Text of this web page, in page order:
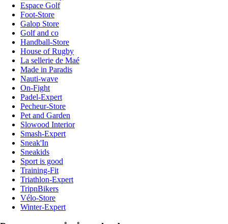
Espace Golf
Foot-Store
Galop Store
Golf and co
Handball-Store
House of Rugby
La sellerie de Maé
Made in Paradis
Nauti-wave
On-Fight
Padel-Expert
Pecheur-Store
Pet and Garden
Slowood Interior
Smash-Expert
Sneak'In
Sneakids
Sport is good
Training-Fit
Triathlon-Expert
TripnBikers
Vélo-Store
Winter-Expert